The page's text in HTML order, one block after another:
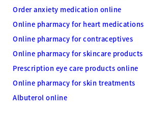
Order anxiety medication online
Online pharmacy for heart medications
Online pharmacy for contraceptives
Online pharmacy for skincare products
Prescription eye care products online
Online pharmacy for skin treatments
Albuterol online